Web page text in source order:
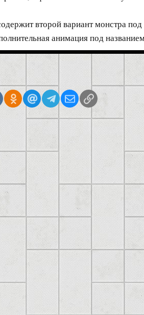
второй вариант монстра
анимация под
VkontakteOdnoklassniki
Mail.ruTelegramЭлектронная
Ссылка